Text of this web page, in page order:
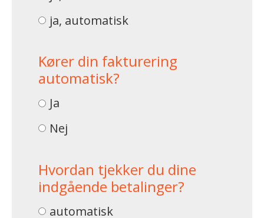
ja, automatisk
Kører din fakturering
automatisk?
Ja
Nej
Hvordan tjekker du dine
indgående betalinger?
automatisk